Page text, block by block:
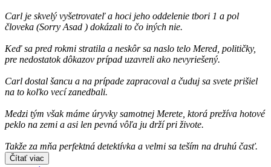
Carl je skvelý vyšetrovateľ a hoci jeho oddelenie tbori 1 a pol
človeka (Sorry Asad ) dokázali to čo iných nie.
Keď sa pred rokmi stratila a neskôr sa naslo telo Mered, političky,
pre nedostatok dôkazov prípad uzavreli ako nevyriešený.
Carl dostal šancu a na prípade zapracoval a čuduj sa svete prišiel
na to koľko vecí zanedbali.
Medzi tým však máme úryvky samotnej Merete, ktorá prežíva hotové
peklo na zemi a asi len pevná vôľa ju drží pri živote.
Takže za mňa perfektná detektívka a velmi sa teším na druhú časť.
Čítať viac